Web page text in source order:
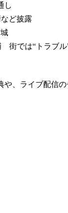
し
ど披露
街では“トラブル
や、ライブ配信